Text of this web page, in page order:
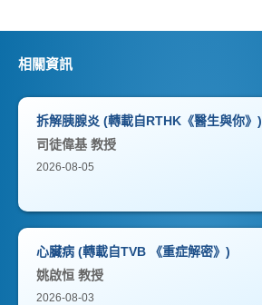
相關資訊
拆解胰腺炎 (轉載自RTHK《醫生與你》)
司徒偉基 教授
2026-08-05
心臟病 (轉載自TVB 《重症解密》)
姚啟恒 教授
2026-08-03